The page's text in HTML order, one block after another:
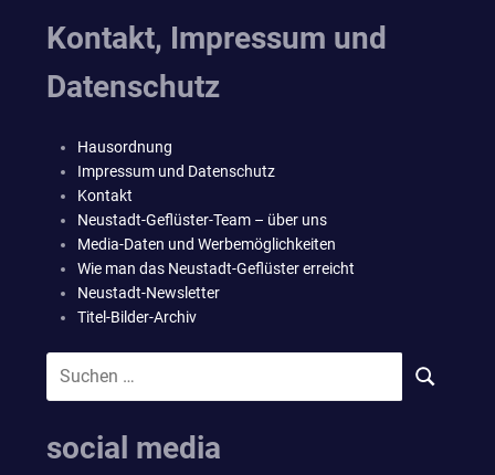
Kontakt, Impressum und
Datenschutz
Hausordnung
Impressum und Datenschutz
Kontakt
Neustadt-Geflüster-Team – über uns
Media-Daten und Werbemöglichkeiten
Wie man das Neustadt-Geflüster erreicht
Neustadt-Newsletter
Titel-Bilder-Archiv
Suchen
SUCHEN
social media